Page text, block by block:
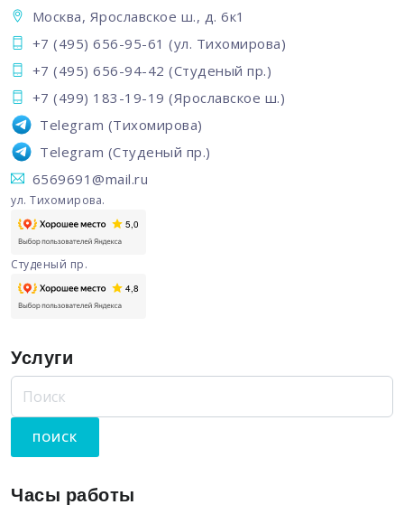
Москва, Ярославское ш., д. 6к1
+7 (495) 656-95-61 (ул. Тихомирова)
+7 (495) 656-94-42 (Студеный пр.)
+7 (499) 183-19-19 (Ярославское ш.)
Telegram (Тихомирова)
Telegram (Студеный пр.)
6569691@mail.ru
ул. Тихомирова.
Студеный пр.
Услуги
Часы работы